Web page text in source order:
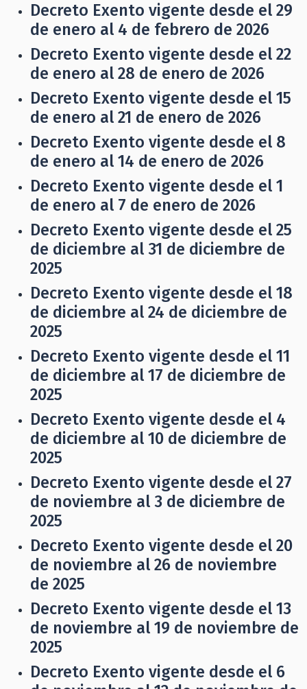
Decreto Exento vigente desde el 29
de enero al 4 de febrero de 2026
Decreto Exento vigente desde el 22
de enero al 28 de enero de 2026
Decreto Exento vigente desde el 15
de enero al 21 de enero de 2026
Decreto Exento vigente desde el 8
de enero al 14 de enero de 2026
Decreto Exento vigente desde el 1
de enero al 7 de enero de 2026
Decreto Exento vigente desde el 25
de diciembre al 31 de diciembre de
2025
Decreto Exento vigente desde el 18
de diciembre al 24 de diciembre de
2025
Decreto Exento vigente desde el 11
de diciembre al 17 de diciembre de
2025
Decreto Exento vigente desde el 4
de diciembre al 10 de diciembre de
2025
Decreto Exento vigente desde el 27
de noviembre al 3 de diciembre de
2025
Decreto Exento vigente desde el 20
de noviembre al 26 de noviembre
de 2025
Decreto Exento vigente desde el 13
de noviembre al 19 de noviembre de
2025
Decreto Exento vigente desde el 6